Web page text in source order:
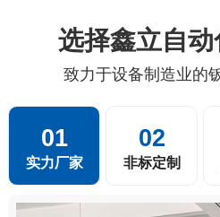
选择鑫立自动
致力于设备制造业的
01
实力厂家
02
非标定制